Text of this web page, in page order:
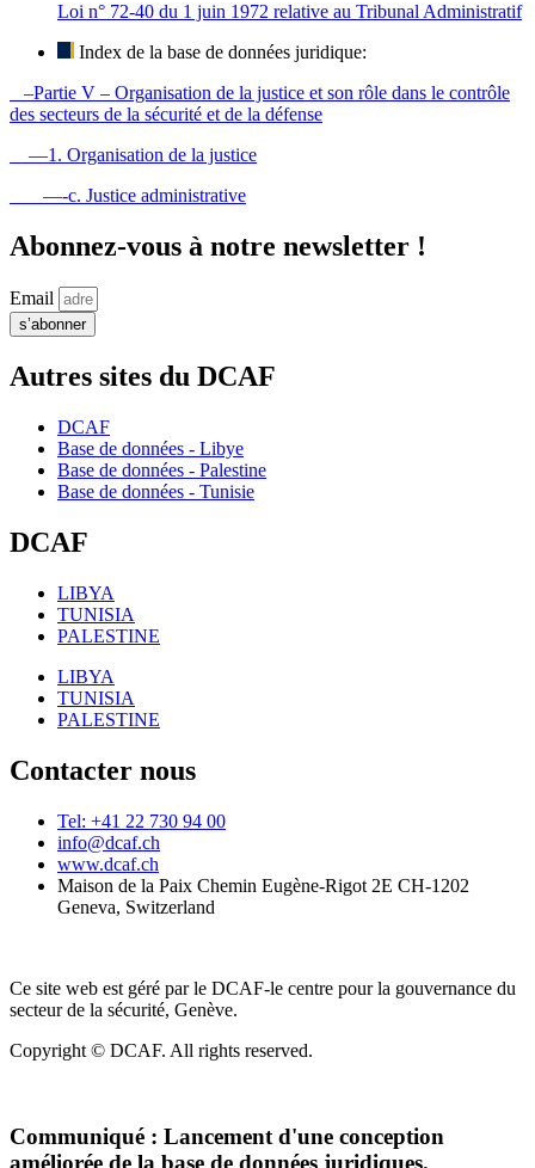
Loi n° 72-40 du 1 juin 1972 relative au Tribunal Administratif
Index de la base de données juridique:
–Partie V – Organisation de la justice et son rôle dans le contrôle
des secteurs de la sécurité et de la défense
—1. Organisation de la justice
—-c. Justice administrative
Abonnez-vous à notre newsletter !
Email
s’abonner
Autres sites du DCAF
DCAF
Base de données - Libye
Base de données - Palestine
Base de données - Tunisie
DCAF
LIBYA
TUNISIA
PALESTINE
LIBYA
TUNISIA
PALESTINE
Contacter nous
Tel: +41 22 730 94 00
info@dcaf.ch
www.dcaf.ch
Maison de la Paix Chemin Eugène-Rigot 2E CH-1202
Geneva, Switzerland
Ce site web est géré par le DCAF-le centre pour la gouvernance du
secteur de la sécurité, Genève.
Copyright © DCAF. All rights reserved.
Communiqué : Lancement d'une conception